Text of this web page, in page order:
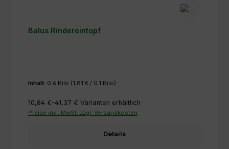
Balus Rindereintopf
Inhalt: 0.6 Kilo (1,81 € / 0.1 Kilo)
10,84 €-41,37 € Varianten erhältlich
Preise inkl. MwSt. zzgl. Versandkosten
Details